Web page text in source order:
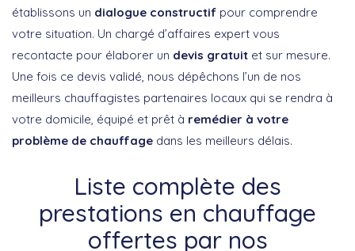
établissons un dialogue constructif pour comprendre
votre situation. Un chargé d’affaires expert vous
recontacte pour élaborer un devis gratuit et sur mesure.
Une fois ce devis validé, nous dépêchons l’un de nos
meilleurs chauffagistes partenaires locaux qui se rendra à
votre domicile, équipé et prêt à remédier à votre
problème de chauffage dans les meilleurs délais.
Liste complète des
prestations en chauffage
offertes par nos